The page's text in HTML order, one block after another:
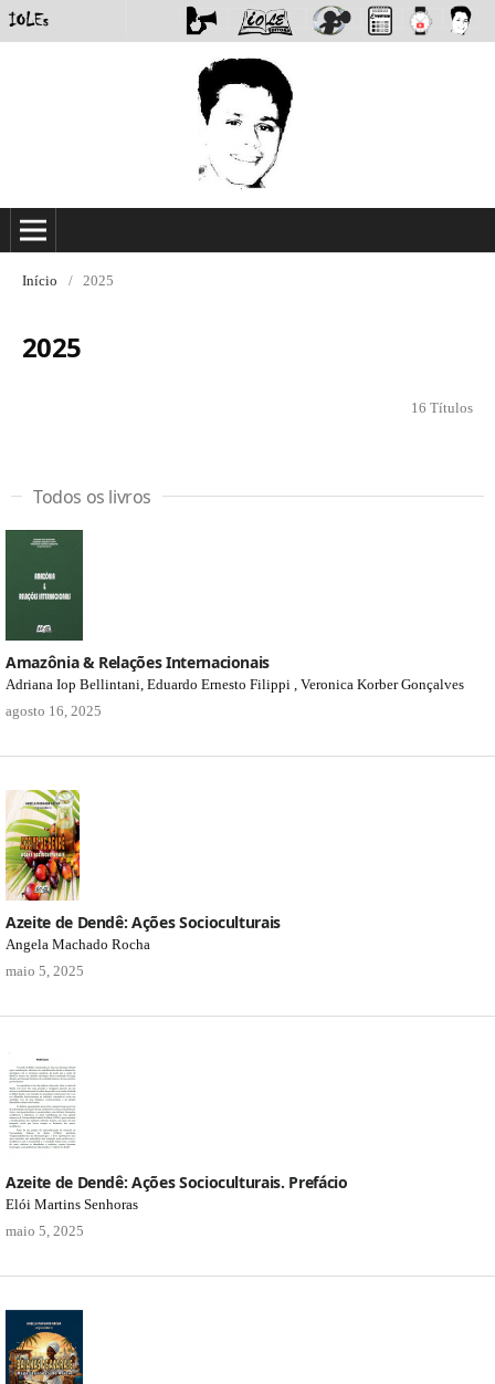
Início / 2025
2025
16 Títulos
Todos os livros
Amazônia & Relações Internacionais
Adriana Iop Bellintani, Eduardo Ernesto Filippi , Veronica Korber Gonçalves
agosto 16, 2025
Azeite de Dendê: Ações Socioculturais
Angela Machado Rocha
maio 5, 2025
Azeite de Dendê: Ações Socioculturais. Prefácio
Elói Martins Senhoras
maio 5, 2025